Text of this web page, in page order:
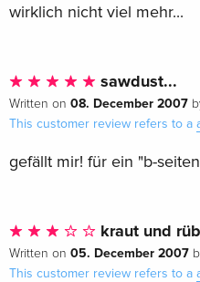
wirklich nicht viel mehr...
sawdust...
Written on 08. December 2007
This customer review refers to a
gefällt mir! für ein "b-
kraut und
Written on 05. December 2007
This customer review refers to a